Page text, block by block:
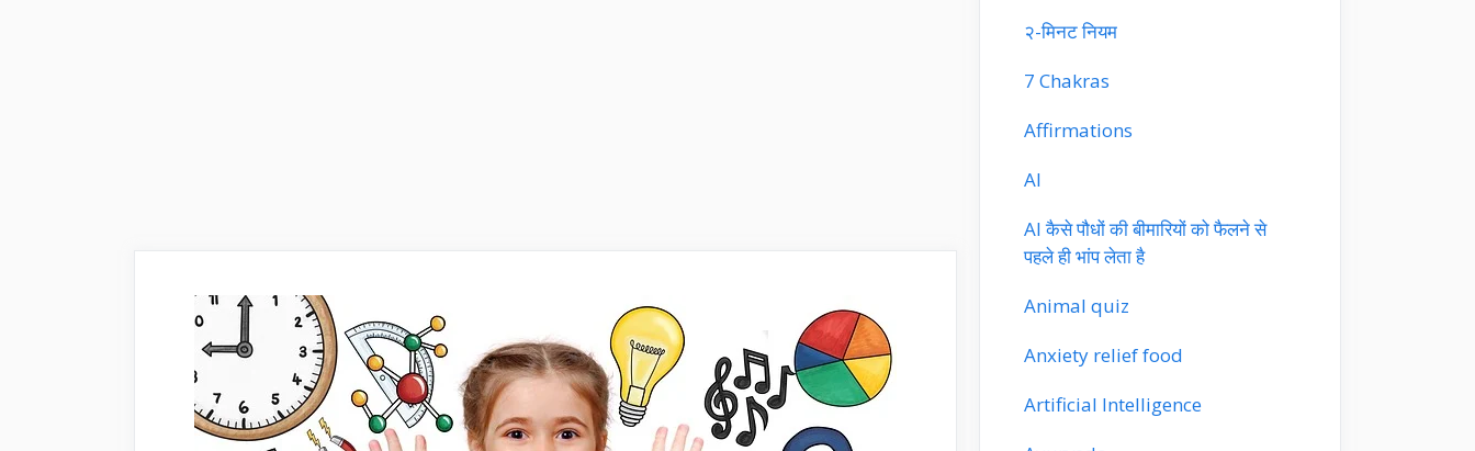
२-मिनट नियम
7 Chakras
Affirmations
AI
AI कैसे पौधों की बीमारियों को फैलने से
पहले ही भांप लेता है
Animal quiz
Anxiety relief food
Artificial Intelligence